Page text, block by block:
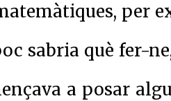
per
sabria què fer-
a posar